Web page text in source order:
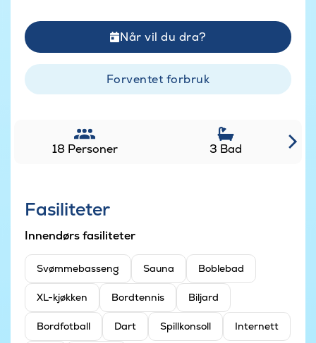
Når vil du dra?
Forventet forbruk
18 Personer 3 Bad
Fasiliteter
Innendørs fasiliteter
Svømmebasseng Sauna Boblebad
XL-kjøkken Bordtennis Biljard
Bordfotball Dart Spillkonsoll Internett